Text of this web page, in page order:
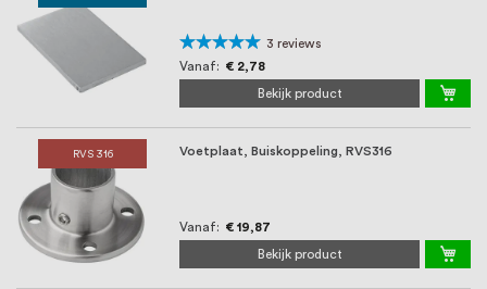
Waardering:
100%
3 reviews
Vanaf
€ 2,78
Bekijk product
RVS 316 Voetplaat, Buiskoppeling, RVS316
Vanaf € 19,87
Bekijk product